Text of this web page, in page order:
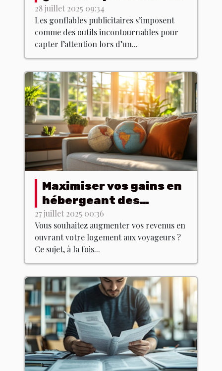
pour votre événement
?
28 juillet 2025 09:34
Les gonflables publicitaires s’imposent
comme des outils incontournables pour
capter l’attention lors d’un...
Maximiser vos gains en
hébergeant des
voyageurs : stratégies
et astuces
27 juillet 2025 00:36
Vous souhaitez augmenter vos revenus en
ouvrant votre logement aux voyageurs ?
Ce sujet, à la fois...